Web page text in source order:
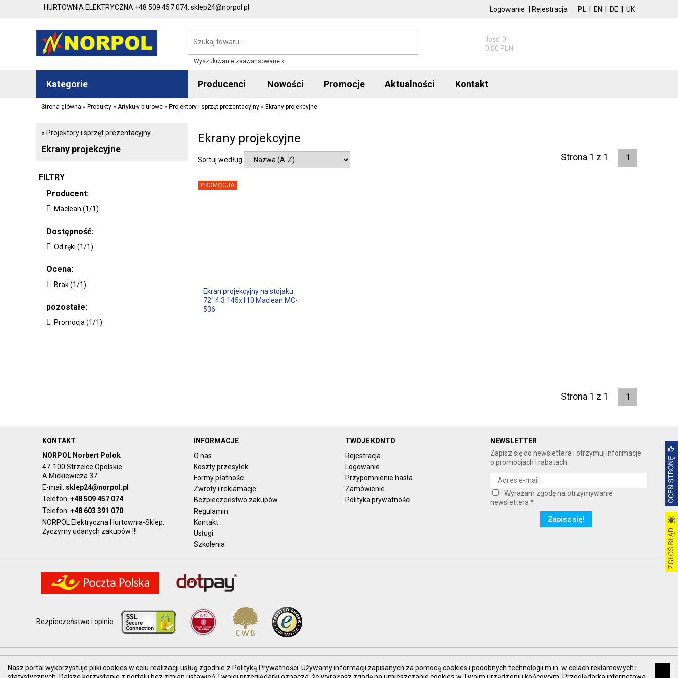
HURTOWNIA ELEKTRYCZNA +48 509 457 074, sklep24@norpol.pl PL EN DE UK
Logowanie Rejestracja
Wyszukiwanie zaawansowane »
Ilość: 0
0,00 PLN
Kategorie Producenci Nowości Promocje Aktualności Kontakt
Strona główna » Produkty » Artykuły biurowe » Projektory i sprzęt prezentacyjny » Ekrany projekcyjne
« Projektory i sprzęt prezentacyjny
Ekrany projekcyjne
FILTRY
Producent:
Maclean (1/1)
Dostępność:
Od ręki (1/1)
Ocena:
Brak (1/1)
pozostałe:
Promocja (1/1)
Ekrany projekcyjne
Sortuj według Strona 1 z 1 1
PROMOCJA
Ekran projekcyjny na stojaku
72'' 4:3 145x110 Maclean MC-
536
Strona 1 z 1 1
KONTAKT
NORPOL Norbert Polok
47-100 Strzelce Opolskie
A.Mickiewicza 37
E-mail: sklep24@norpol.pl
Telefon: +48 509 457 074
Telefon: +48 603 391 070
NORPOL Elektryczna Hurtownia-Sklep.
Życzymy udanych zakupów !!!
INFORMACJE
O nas
Koszty przesyłek
Formy płatności
Zwroty i reklamacje
Bezpieczeństwo zakupów
Regulamin
Kontakt
Usługi
Szkolenia
TWOJE KONTO
Rejestracja
Logowanie
Przypomnienie hasła
Zamówienie
Polityka prywatności
NEWSLETTER
Zapisz się do newslettera i otrzymuj informacje
o promocjach i rabatach
Wyrażam zgodę na otrzymywanie
newslettera *
Bezpieczeństwo i opinie
Nasz portal wykorzystuje pliki cookies w celu realizacji usług zgodnie z Polityką Prywatności. Używamy informacji zapisanych za pomocą cookies i podobnych technologii m.in. w celach reklamowych i